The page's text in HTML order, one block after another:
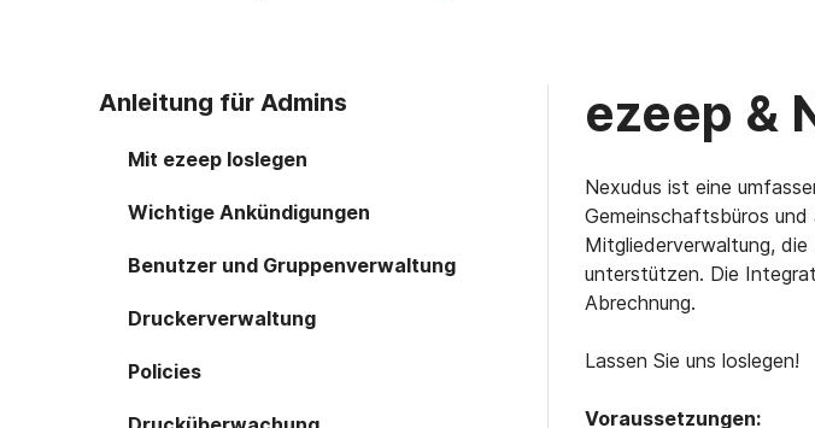
Anleitung für Admins
Mit ezeep loslegen
Wichtige Ankündigungen
Benutzer und Gruppenverwaltung
Druckerverwaltung
Policies
ezeep &
Nexudus ist eine
Gemeinschaftsbüros
Mitgliederverwaltung, die
unterstützen. Die
Abrechnung.
Lassen Sie uns loslegen!
Voraussetzungen: